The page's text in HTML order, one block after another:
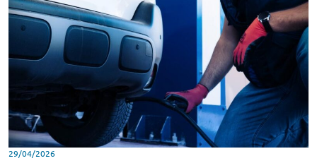
29/04/2026